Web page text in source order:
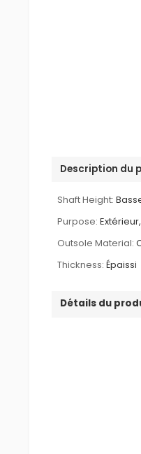
Description du
Shaft Height:
Purpose:
Outsole Material:
Thickness: Épaissi
Détails du